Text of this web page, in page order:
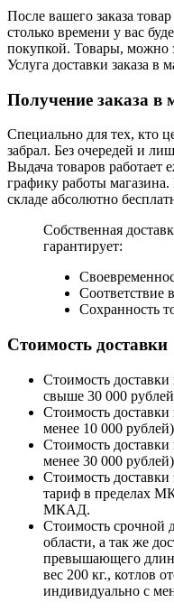
После вашего заказа
столько времени у вас
покупкой. Товары, можно
Услуга доставки заказа в
Получение заказа в
Специально для тех, кто
забрал. Без очередей и
Выдача товаров работает
графику работы
складе абсолютно
Собственная
гарантирует:
Соответствие
Сохранность
Стоимость доставки
Стоимость
свыше 30 000
Стоимость
менее 10 000
Стоимость
менее 30 000
Стоимость
тариф в пределах
МКАД.
Стоимость срочной
области, а так же
превышающего
вес 200 кг., котлов
индивидуально с